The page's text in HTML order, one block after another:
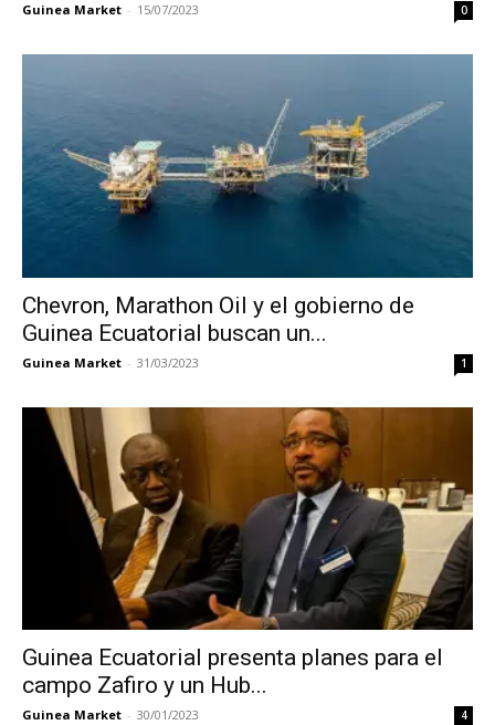
Guinea Market - 15/07/2023 0
Chevron, Marathon Oil y el gobierno de
Guinea Ecuatorial buscan un...
Guinea Market - 31/03/2023 1
Guinea Ecuatorial presenta planes para el
campo Zafiro y un Hub...
Guinea Market - 30/01/2023 4